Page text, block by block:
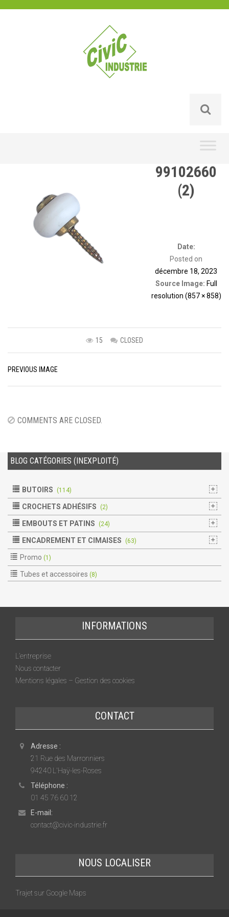
99102660
(2)
Date:
Posted on
décembre 18, 2023
Source Image: Full
resolution (857 × 858)
15 CLOSED
navigation
PREVIOUS IMAGE
COMMENTS ARE CLOSED.
BLOG CATÉGORIES (INEXPLOITÉ)
BUTOIRS (114)
CROCHETS ADHÉSIFS (2)
EMBOUTS ET PATINS (24)
ENCADREMENT ET CIMAISES (63)
Promo (1)
Tubes et accessoires (8)
INFORMATIONS
L’entreprise
Nous contacter
Mentions légales – Gestion des cookies
CONTACT
Adresse :
21 Rue des Marronniers
94240 L'Haÿ-les-Roses
Téléphone :
01 45 76 60 12
E-mail:
contact@civic-industrie.fr
NOUS LOCALISER
Trajet sur Google Maps